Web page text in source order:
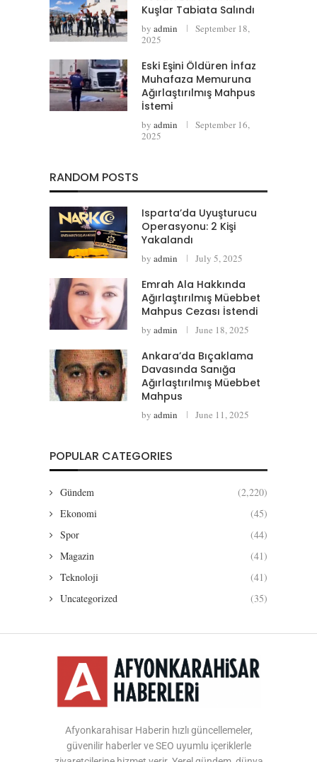
Kuşlar Tabiata Salındı
by admin
September 18,
2025
Eski Eşini Öldüren İnfaz
Muhafaza Memuruna
Ağırlaştırılmış Mahpus
İstemi
by admin
September 16,
2025
RANDOM POSTS
Isparta’da Uyuşturucu
Operasyonu: 2 Kişi
Yakalandı
by admin July 5, 2025
Emrah Ala Hakkında
Ağırlaştırılmış Müebbet
Mahpus Cezası İstendi
by admin June 18, 2025
Ankara’da Bıçaklama
Davasında Sanığa
Ağırlaştırılmış Müebbet
Mahpus
by admin June 11, 2025
POPULAR CATEGORIES
Gündem
(2,220)
Ekonomi
(45)
Spor
(44)
Magazin
(41)
Teknoloji
(41)
Uncategorized
(35)
Afyonkarahisar Haberin hızlı güncellemeler,
güvenilir haberler ve SEO uyumlu içeriklerle